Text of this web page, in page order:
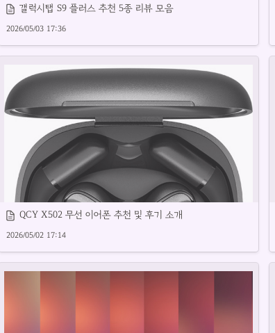
갤럭시탭 S9 플러스의 주요 특징과 활용법을 소개합니다.
갤럭시탭 S9 플러스 추천 5종 리뷰 모음
2026/05/03 17:36
QCY X502 무선 이어폰 추천 및 후기 소개
2026/05/02 17:14